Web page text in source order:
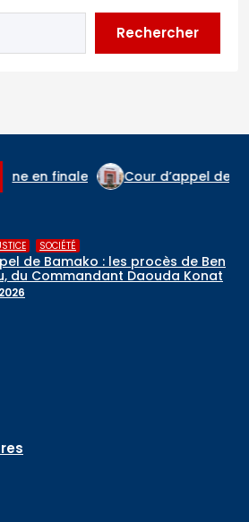
Rechercher
Cour d’appel de Bamako :
: les procès de Ben
Daouda Konaté